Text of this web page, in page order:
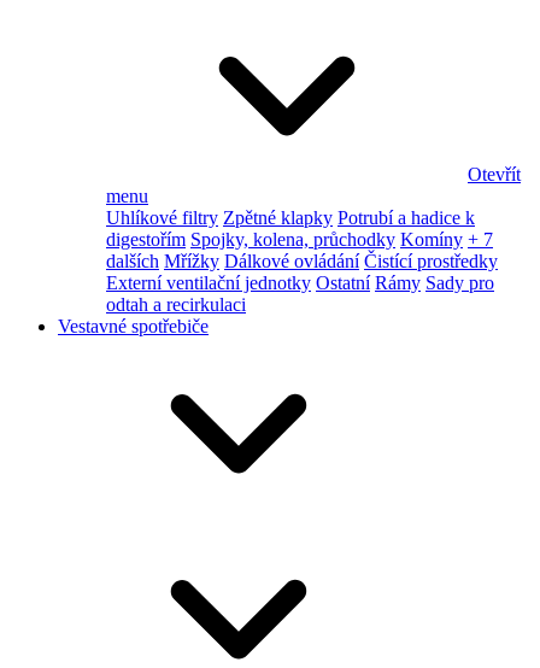
Otevřít
menu
Uhlíkové filtry Zpětné klapky Potrubí a hadice k
digestořím Spojky, kolena, průchodky Komíny + 7
dalších Mřížky Dálkové ovládání Čistící prostředky
Externí ventilační jednotky Ostatní Rámy Sady pro
odtah a recirkulaci
Vestavné spotřebiče